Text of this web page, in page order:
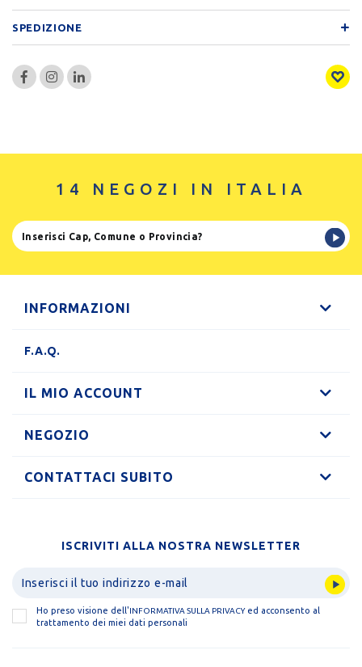
SPEDIZIONE
14 NEGOZI IN ITALIA
INFORMAZIONI
F.A.Q.
IL MIO ACCOUNT
NEGOZIO
CONTATTACI SUBITO
ISCRIVITI ALLA NOSTRA NEWSLETTER
Ho preso visione dell' INFORMATIVA SULLA PRIVACYed acconsento al
trattamento dei miei dati personali